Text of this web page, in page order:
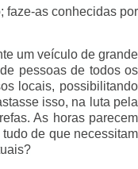
faze-as conhecidas por
um veículo de grande
pessoas de todos os
locais, possibilitando
isso, na luta pela
As horas parecem
de que necessitam